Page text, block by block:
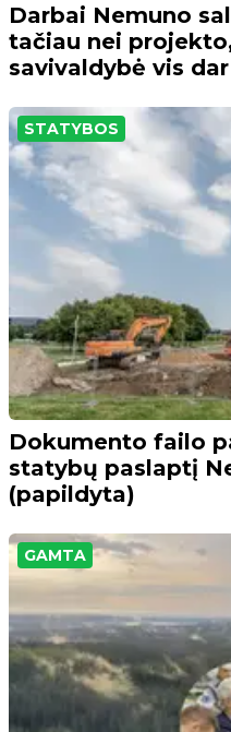
Darbai Nemuno
tačiau nei
savivaldybė vis
STATYBOS
Dokumento failo
statybų paslaptį
(papildyta)
GAMTA